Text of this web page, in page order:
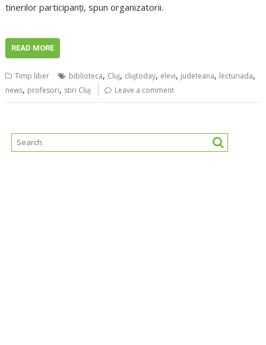
tinerilor participanţi, spun organizatorii.
READ MORE
Timp liber biblioteca, Cluj, clujtoday, elevi, judeteana, lecturiada,
news, profesori, stiri Cluj Leave a comment